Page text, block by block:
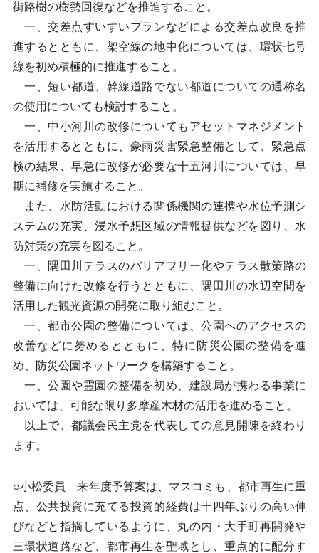
街路樹の樹勢回復などを推進すること。
一、交差点すいすいプランなどによる交差点改良を推
進するとともに、架空線の地中化については、環状七号
線を初め積極的に推進すること。
一、短い都道、幹線道路でない都道についての通称名
の使用についても検討すること。
一、中小河川の改修についてもアセットマネジメント
を活用するとともに、豪雨災害緊急整備として、緊急点
検の結果、早急に改修が必要な十五河川については、早
期に補修を実施すること。
また、水防活動における関係機関の連携や水位予測シ
ステムの充実、浸水予想区域の情報提供などを図り、水
防対策の充実を図ること。
一、隅田川テラスのバリアフリー化やテラス散策路の
整備に向けた改修を行うとともに、隅田川の水辺空間を
活用した観光資源の開発に取り組むこと。
一、都市公園の整備については、公園へのアクセスの
改善などに努めるとともに、特に防災公園の整備を進
め、防災公園ネットワークを構築すること。
一、公園や霊園の整備を初め、建設局が携わる事業に
おいては、可能な限り多摩産木材の活用を進めること。
以上で、都議会民主党を代表しての意見開陳を終わり
ます。
○小松委員 来年度予算案は、マスコミも、都市再生に重
点、公共投資に充てる投資的経費は十四年ぶりの高い伸
びなどと指摘しているように、丸の内・大手町再開発や
三環状道路など、都市再生を聖域とし、重点的に配分す